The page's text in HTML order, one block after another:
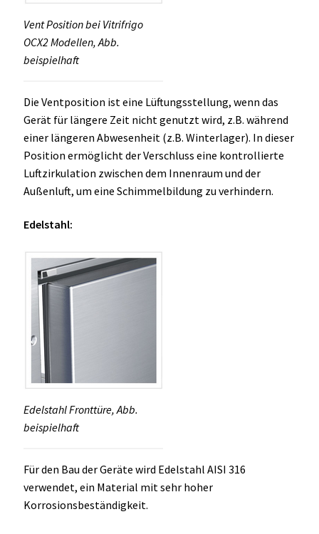
Vent Position bei Vitrifrigo
OCX2 Modellen, Abb.
beispielhaft
Die Ventposition ist eine Lüftungsstellung, wenn das
Gerät für längere Zeit nicht genutzt wird, z.B. während
einer längeren Abwesenheit (z.B. Winterlager). In dieser
Position ermöglicht der Verschluss eine kontrollierte
Luftzirkulation zwischen dem Innenraum und der
Außenluft, um eine Schimmelbildung zu verhindern.
Edelstahl:
Edelstahl Fronttüre, Abb.
beispielhaft
Für den Bau der Geräte wird Edelstahl AISI 316
verwendet, ein Material mit sehr hoher
Korrosionsbeständigkeit.